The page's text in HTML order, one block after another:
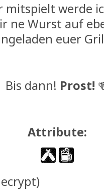
mitspielt werde
ne Wurst auf
euer
Bis dann! Prost!
Attribute:
)